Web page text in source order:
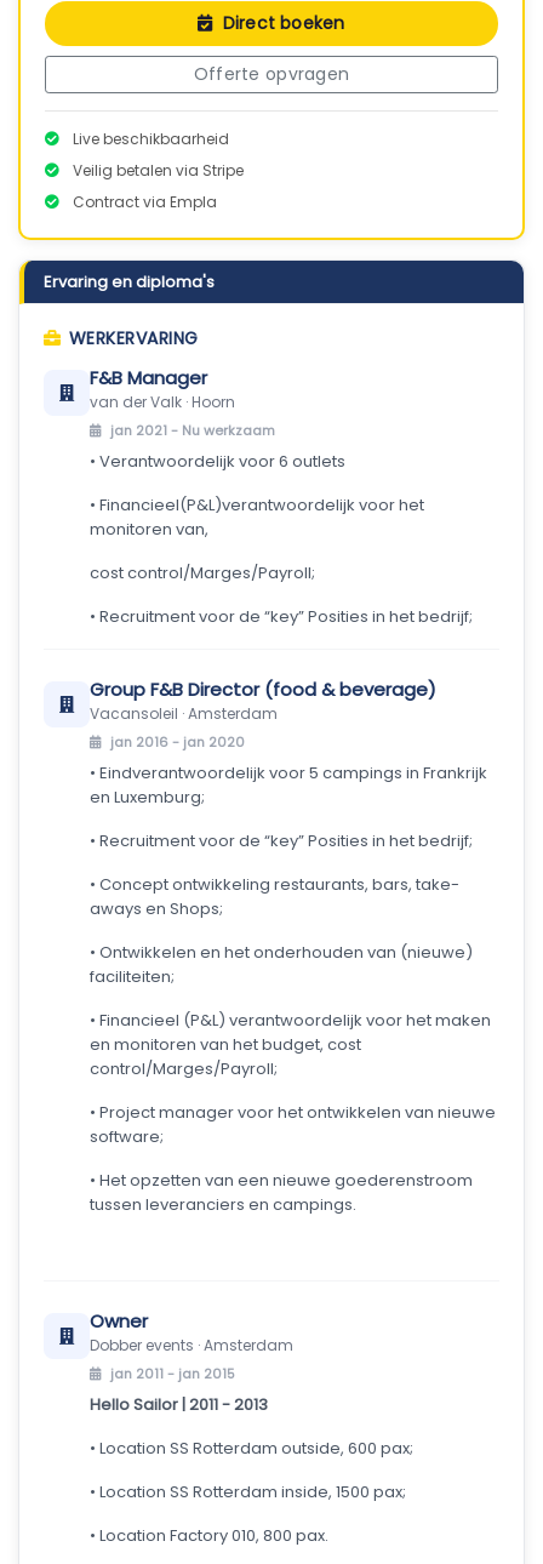
Direct boeken
Offerte opvragen
Live beschikbaarheid
Veilig betalen via Stripe
Contract via Empla
Ervaring en diploma's
WERKERVARING
F&B Manager
van der Valk · Hoorn
jan 2021 - Nu werkzaam
• Verantwoordelijk voor 6 outlets
• Financieel(P&L)verantwoordelijk voor het
monitoren van,
cost control/Marges/Payroll;
• Recruitment voor de “key” Posities in het bedrijf;
Group F&B Director (food & beverage)
Vacansoleil · Amsterdam
jan 2016 - jan 2020
• Eindverantwoordelijk voor 5 campings in Frankrijk
en Luxemburg;
• Recruitment voor de “key” Posities in het bedrijf;
• Concept ontwikkeling restaurants, bars, take-
aways en Shops;
• Ontwikkelen en het onderhouden van (nieuwe)
faciliteiten;
• Financieel (P&L) verantwoordelijk voor het maken
en monitoren van het budget, cost
control/Marges/Payroll;
• Project manager voor het ontwikkelen van nieuwe
software;
• Het opzetten van een nieuwe goederenstroom
tussen leveranciers en campings.
Owner
Dobber events · Amsterdam
jan 2011 - jan 2015
Hello Sailor | 2011 - 2013
• Location SS Rotterdam outside, 600 pax;
• Location SS Rotterdam inside, 1500 pax;
• Location Factory 010, 800 pax.